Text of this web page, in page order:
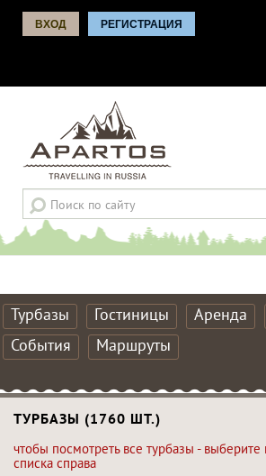
ВХОД РЕГИСТРАЦИЯ
Турбазы Гостиницы Аренда
События
Маршруты
ТУРБАЗЫ (1760 ШТ.)
чтобы посмотреть все турбазы -
списка справа